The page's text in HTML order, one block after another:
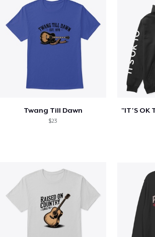
Twang Till Dawn
$23